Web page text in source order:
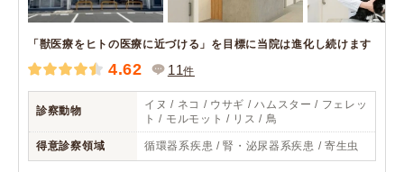
「獣医療をヒトの医療に近づける」を目標に当院は進化し続けます
4.62 11件
診察動物
イヌ / ネコ / ウサギ / ハムスター / フェレッ
ト / モルモット / リス / 鳥
得意診察領域 循環器系疾患 / 腎・泌尿器系疾患 / 寄生虫